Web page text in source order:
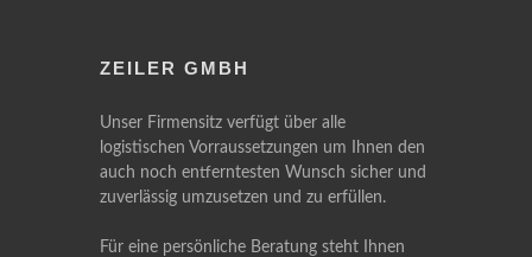
ZEILER GMBH
Unser Firmensitz verfügt über alle
logistischen Vorraussetzungen um Ihnen den
auch noch entferntesten Wunsch sicher und
zuverlässig umzusetzen und zu erfüllen.
Für eine persönliche Beratung steht Ihnen